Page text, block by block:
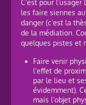
C’est pour
les faire siennes
danger (c’est la
de la médiation.
quelques pistes et
Faire venir
l’effet de
par le lieu et
évidemment).
mais l’objet